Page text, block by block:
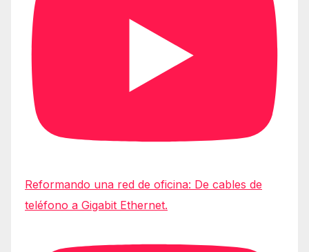
Reformando una red de oficina: De cables de
teléfono a Gigabit Ethernet.